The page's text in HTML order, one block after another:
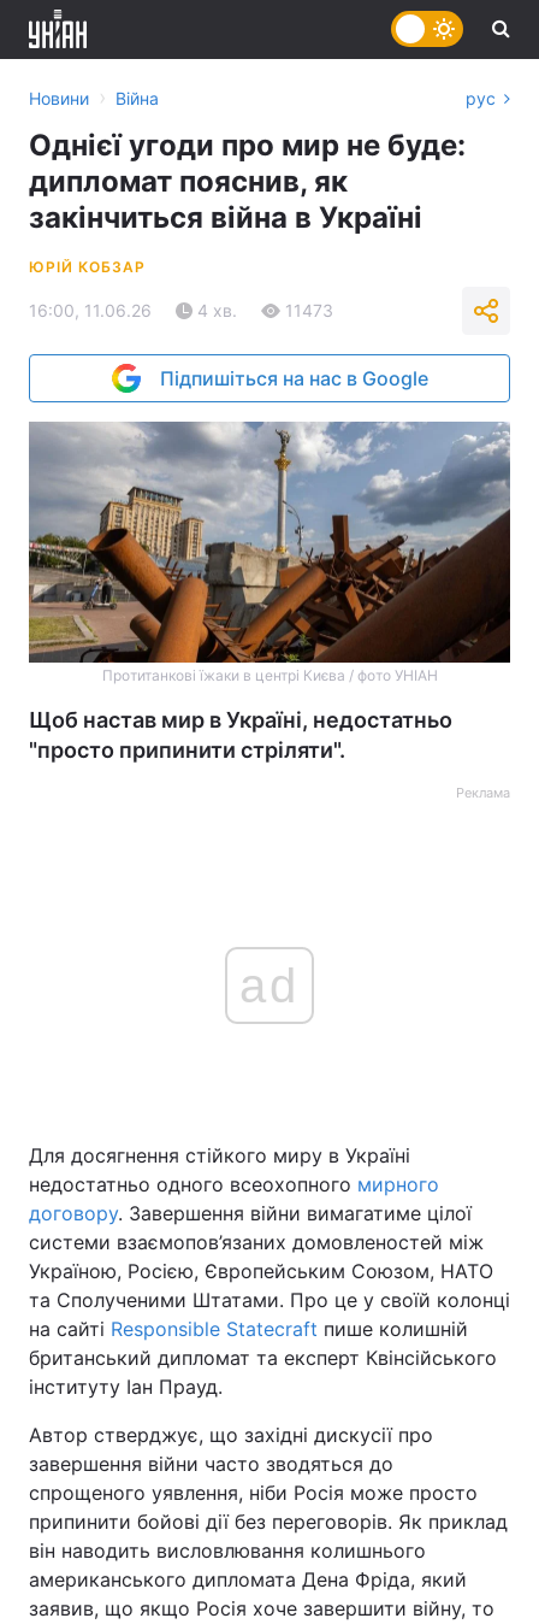
Головна Війна
Україна Політика
Економіка Світ
Спорт Наука
Техно і зв'язок
Зброя Інциденти
Здоров'я Туризм
Цікавинки Погода
Екологія Регіони
Новини › Війна рус
Однієї угоди про мир не буде:
дипломат пояснив, як
закінчиться війна в Україні
ЮРІЙ КОБЗАР
16:00, 11.06.26 4 хв. 11473
Підпишіться на нас в Google
Протитанкові їжаки в центрі Києва / фото УНІАН
Щоб настав мир в Україні, недостатньо
"просто припинити стріляти".
Реклама
ad
Для досягнення стійкого миру в Україні
недостатньо одного всеохопного мирного
договору. Завершення війни вимагатиме цілої
системи взаємопов’язаних домовленостей між
Україною, Росією, Європейським Союзом, НАТО
та Сполученими Штатами. Про це у своїй колонці
на сайті Responsible Statecraft пише колишній
британський дипломат та експерт Квінсійського
інституту Іан Прауд.
Автор стверджує, що західні дискусії про
завершення війни часто зводяться до
спрощеного уявлення, ніби Росія може просто
припинити бойові дії без переговорів. Як приклад
він наводить висловлювання колишнього
американського дипломата Дена Фріда, який
заявив, що якщо Росія хоче завершити війну, то